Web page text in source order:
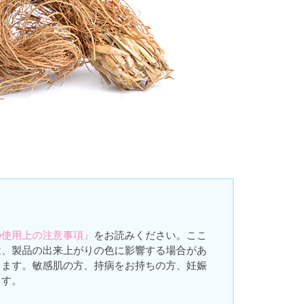
使用上の注意事項』
をお読みください。ここ
製品の出来上がりの色に影響する場合があ
す。敏感肌の方、持病をお持ちの方、妊娠
。